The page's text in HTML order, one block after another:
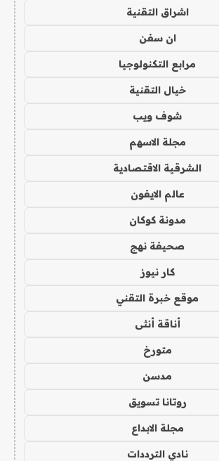
اشراق التقنية
ان سفن
مرابع التكنولوجيا
خيال التقنية
شوف ويب
مجلة الاسهم
الشرقية الاقتصادية
عالم الايفون
مدونة كوكان
صحيفة نهج
كار نيوز
موقع خبرة التقني
أناقة أنثى
متورخ
مدسن
روتانا تسويق
مجلة الابداع
نادي الترددات